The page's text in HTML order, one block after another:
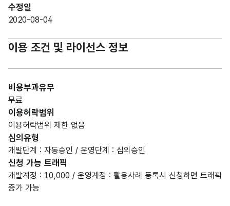
수정일
2020-08-04
이용 조건 및 라이선스 정보
비용부과유무
무료
이용허락범위
이용허락범위 제한 없음
심의유형
개발단계 : 자동승인 / 운영단계 : 심의승인
신청 가능 트래픽
개발계정 : 10,000 / 운영계정 : 활용사례 등록시 신청하면 트래픽
증가 가능